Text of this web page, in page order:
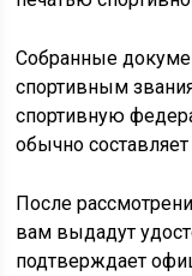
Собранные
спортивным
спортивную
обычно
После
вам выдадут
подтверждает